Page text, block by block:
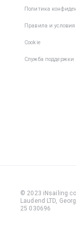
Политика
Правила и условия
Cookie
Служба поддержки
© 2023
Laudend LTD,
25 030696